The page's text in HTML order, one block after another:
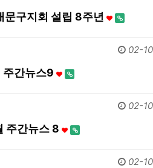
구지회 설립 8주년
02-10
간뉴스9
02-10
주간뉴스 8
02-10